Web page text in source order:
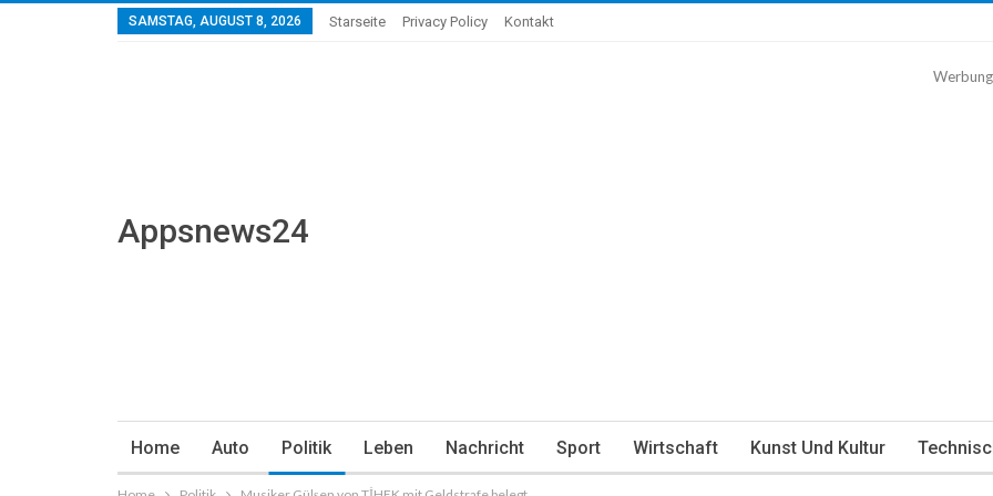
SAMSTAG, AUGUST 8, 2026 Starseite Privacy Policy Kontakt
Appsnews24
Werbung
Home Auto Politik Leben Nachricht Sport Wirtschaft Kunst Und Kultur